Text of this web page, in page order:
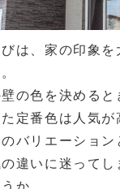
は、家の印象を
の色を決める
定番色は人気が
バリエーショ
違いに迷って
か。